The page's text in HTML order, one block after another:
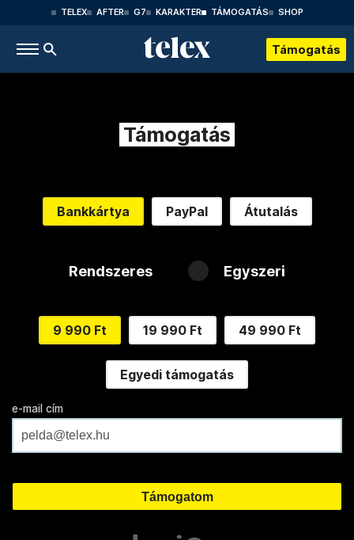
TELEX AFTER G7 KARAKTER TÁMOGATÁS SHOP
Támogatás
Támogatás
Bankkártya PayPal Átutalás
Rendszeres Egyszeri
9 990 Ft 19 990 Ft 49 990 Ft
Egyedi támogatás
e-mail cím